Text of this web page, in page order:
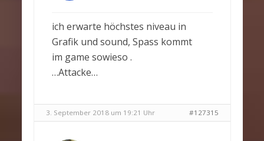
ich erwarte höchstes niveau in
Grafik und sound, Spass kommt
im game sowieso .
…Attacke…
3. September 2018 um 19:21 Uhr #127315